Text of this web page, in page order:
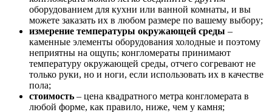
оборудованием для кухни или ванной комнаты, и вы
можете заказать их в любом размере по вашему выбору;
измерение температуры окружающей среды –
каменные элементы оборудования холодные и поэтому
неприятны на ощупь; конгломераты принимают
температуру окружающей среды, отчего согревают не
только руки, но и ноги, если использовать их в качестве
пола;
стоимость – цена квадратного метра конгломерата в
любой форме, как правило, ниже, чем у камня;